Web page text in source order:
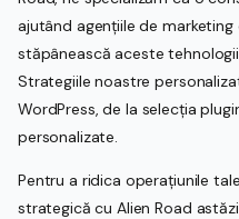
ajutând agențiile de
stăpânească aceste
Strategiile noastre
WordPress, de la selecția
personalizate.
Pentru a ridica operațiunile
strategică cu Alien Road